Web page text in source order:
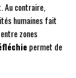
Au contraire,
humaines fait
zones
permet de